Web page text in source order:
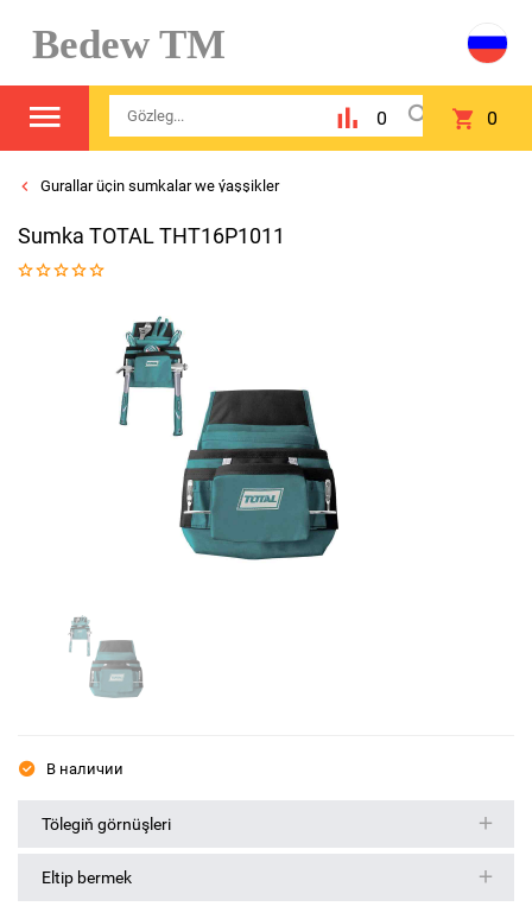
Bedew TM
0 0
Gurallar üçin sumkalar we ýaşşikler
Sumka TOTAL THT16P1011
В наличии
Tölegiň görnüşleri
Eltip bermek